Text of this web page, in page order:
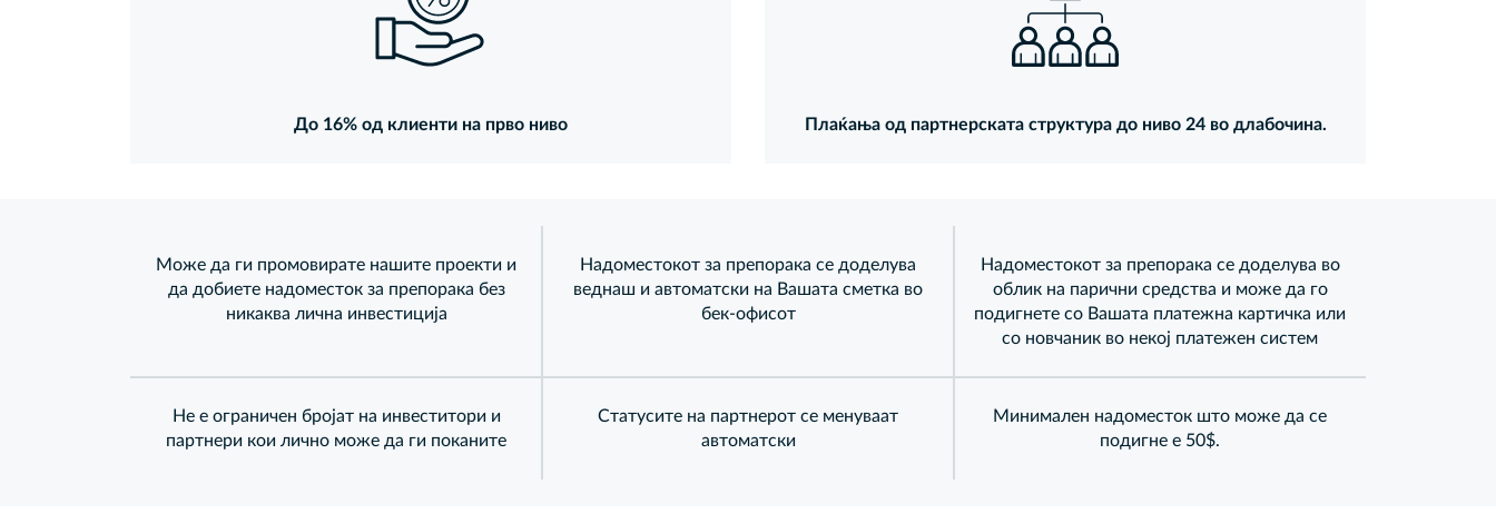
До 16% од клиенти на прво ниво Плаќања од партнерската структура до ниво 24 во длабочина.
Може да ги промовирате нашите проекти и
да добиете надоместок за препорака без
никаква лична инвестиција
Надоместокот за препорака се доделува
веднаш и автоматски на Вашата сметка во
бек-офисот
Надоместокот за препорака се доделува во
облик на парични средства и може да го
подигнете со Вашата платежна картичка или
со новчаник во некој платежен систем
Не е ограничен бројат на инвеститори и
партнери кои лично може да ги поканите
Статусите на партнерот се менуваат
автоматски
Минимален надоместок што може да се
подигне е 50$.